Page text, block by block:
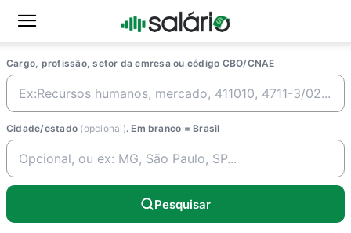
Cargo, profissão, setor da emresa ou código CBO/CNAE
Cidade/estado (opcional). Em branco = Brasil
Pesquisar